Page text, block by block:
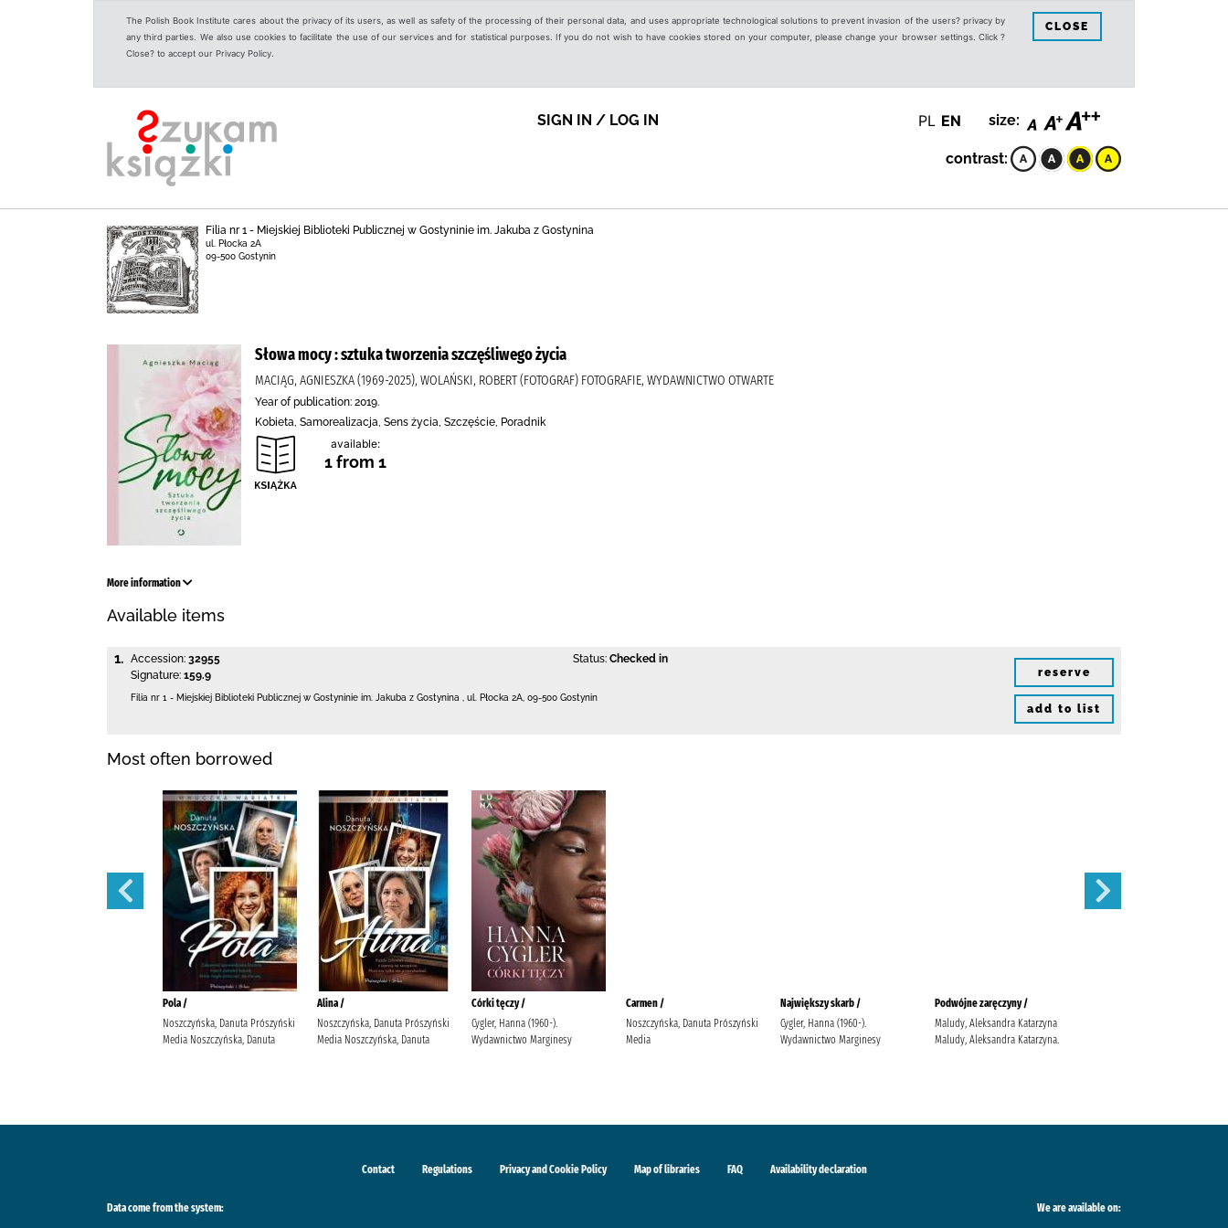
The Polish Book Institute cares about the privacy of its users, as well as safety of the processing of their personal data, and uses appropriate technological solutions to prevent invasion of the users? privacy by
any third parties. We also use cookies to facilitate the use of our services and for statistical purposes. If you do not wish to have cookies stored on your computer, please change your browser settings. Click ?
Close? to accept our Privacy Policy.
CLOSE
SIGN IN / LOG IN PL EN size:
contrast:
Filia nr 1 - Miejskiej Biblioteki Publicznej w Gostyninie im. Jakuba z Gostynina
ul. Płocka 2A
09-500 Gostynin
Słowa mocy : sztuka tworzenia szczęśliwego życia
MACIĄG, AGNIESZKA (1969-2025), WOLAŃSKI, ROBERT (FOTOGRAF) FOTOGRAFIE, WYDAWNICTWO OTWARTE
Year of publication: 2019.
Kobieta, Samorealizacja, Sens życia, Szczęście, Poradnik
available:
1 from 1
More information
Available items
1. Accession: 32955
Signature: 159.9
Status: Checked in
Filia nr 1 - Miejskiej Biblioteki Publicznej w Gostyninie im. Jakuba z Gostynina ul. Płocka 2A 09-500 Gostynin
reserve
add to list
Most often borrowed
Pola /
Noszczyńska, Danuta Prószyński
Media Noszczyńska, Danuta
Alina /
Noszczyńska, Danuta Prószyński
Media Noszczyńska, Danuta
Córki tęczy /
Cygler, Hanna (1960-).
Wydawnictwo Marginesy
Carmen /
Noszczyńska, Danuta Prószyński
Media
Największy skarb /
Cygler, Hanna (1960-).
Wydawnictwo Marginesy
Podwójne zaręczyny /
Maludy, Aleksandra Katarzyna
Maludy, Aleksandra Katarzyna.
Contact Regulations Privacy and Cookie Policy Map of libraries FAQ Availability declaration
Data come from the system: We are available on: